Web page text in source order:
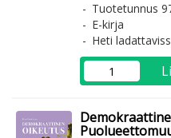
Tuotetunnus
E-kirja
Heti